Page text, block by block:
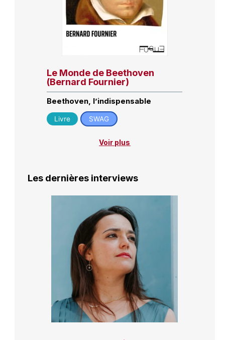
Le Monde de Beethoven
(Bernard Fournier)
Beethoven, l’indispensable
Livre SWAG
Voir plus
Les dernières interviews